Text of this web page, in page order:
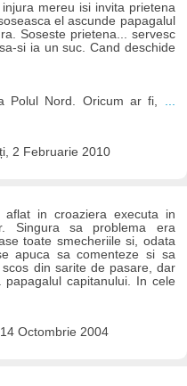
mereu isi invita prietena
el ascunde papagalul
Soseste prietena... servesc
si ia un suc. Cand deschide
Polul Nord. Oricum ar fi, ...
2 Februarie 2010
in croaziera executa in
Singura sa problema era
toate smecheriile si, odata
apuca sa comenteze si sa
din sarite de pasare, dar
capitanului. In cele
Octombrie 2004